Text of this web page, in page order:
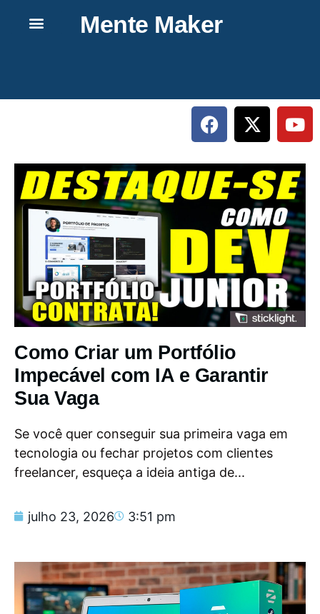
Mente Maker
Como Criar um Portfólio
Impecável com IA e Garantir
Sua Vaga
Se você quer conseguir sua primeira vaga em
tecnologia ou fechar projetos com clientes
freelancer, esqueça a ideia antiga de...
julho 23, 2026 3:51 pm